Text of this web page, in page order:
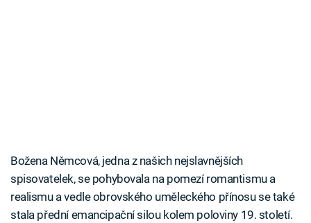
Božena Němcová, jedna z našich nejslavnějších
spisovatelek, se pohybovala na pomezí romantismu a
realismu a vedle obrovského uměleckého přínosu se také
stala přední emancipační silou kolem poloviny 19. století.